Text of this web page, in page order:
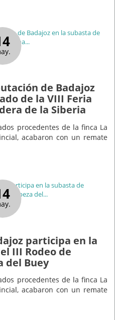
de Badajoz
de la VIII Feria
de la Siberia
procedentes de la finca La
acabaron con un remate
participa en la
III Rodeo de
del Buey
procedentes de la finca La
acabaron con un remate